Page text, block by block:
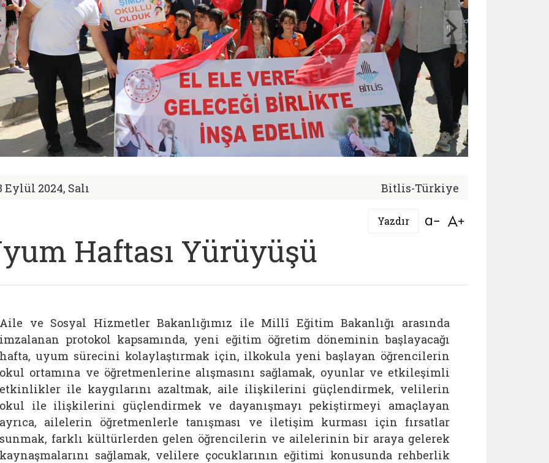
Eylül 2024, Salı Bitlis-Türkiye
Yazdır Bağlantıyı aç
Haftası Yürüyüşü
Aile ve Sosyal Hizmetler Bakanlığımız ile Millî Eğitim Bakanlığı arasında
imzalanan protokol kapsamında, yeni eğitim öğretim döneminin başlayacağı
hafta, uyum sürecini kolaylaştırmak için, ilkokula yeni başlayan öğrencilerin
okul ortamına ve öğretmenlerine alışmasını sağlamak, oyunlar ve etkileşimli
etkinlikler ile kaygılarını azaltmak, aile ilişkilerini güçlendirmek, velilerin
okul ile ilişkilerini güçlendirmek ve dayanışmayı pekiştirmeyi amaçlayan
ayrıca, ailelerin öğretmenlerle tanışması ve iletişim kurması için fırsatlar
sunmak, farklı kültürlerden gelen öğrencilerin ve ailelerinin bir araya gelerek
kaynaşmalarını sağlamak, velilere çocuklarının eğitimi konusunda rehberlik